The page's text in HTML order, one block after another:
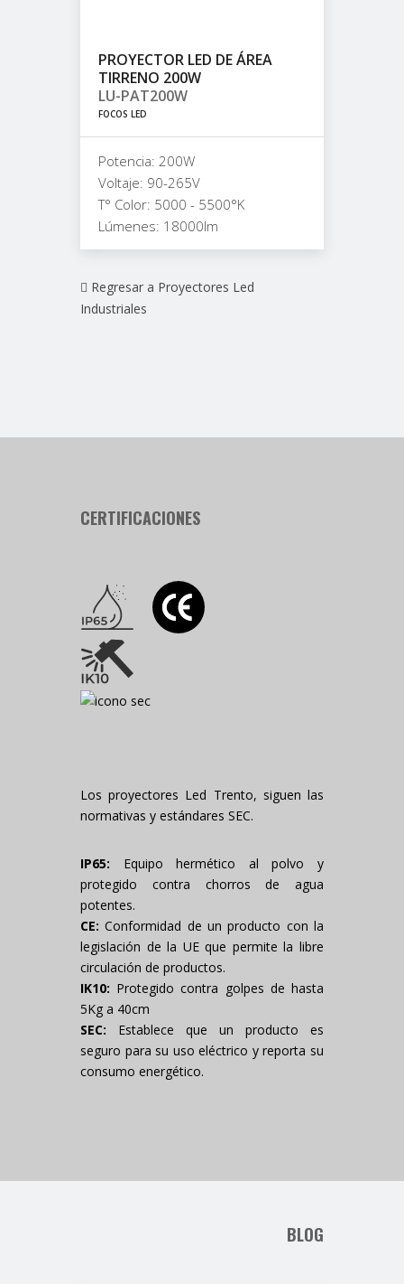
PROYECTOR LED DE ÁREA
TIRRENO 200W
LU-PAT200W
FOCOS LED
Potencia: 200W
Voltaje: 90-265V
T° Color: 5000 - 5500°K
Lúmenes: 18000lm
Regresar a Proyectores Led
Industriales
CERTIFICACIONES
Los proyectores Led Trento, siguen las
normativas y estándares SEC.
IP65: Equipo hermético al polvo y
protegido contra chorros de agua
potentes.
CE: Conformidad de un producto con la
legislación de la UE que permite la libre
circulación de productos.
IK10: Protegido contra golpes de hasta
5Kg a 40cm
SEC: Establece que un producto es
seguro para su uso eléctrico y reporta su
consumo energético.
BLOG